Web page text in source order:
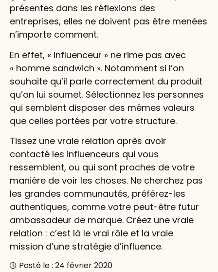
présentes dans les réflexions des
entreprises, elles ne doivent pas être menées
n’importe comment.
En effet, « influenceur » ne rime pas avec
« homme sandwich ». Notamment si l’on
souhaite qu’il parle correctement du produit
qu’on lui soumet. Sélectionnez les personnes
qui semblent disposer des mêmes valeurs
que celles portées par votre structure.
Tissez une vraie relation après avoir
contacté les influenceurs qui vous
ressemblent, ou qui sont proches de votre
manière de voir les choses. Ne cherchez pas
les grandes communautés, préférez-les
authentiques, comme votre peut-être futur
ambassadeur de marque. Créez une vraie
relation : c’est là le vrai rôle et la vraie
mission d’une stratégie d’influence.
Posté le : 24 février 2020